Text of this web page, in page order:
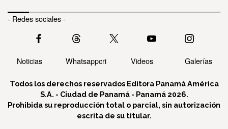
- Redes sociales -
Noticias Whatsappcri Videos Galerías
Todos los derechos reservados Editora Panamá América
S.A. - Ciudad de Panamá - Panamá 2026.
Prohibida su reproducción total o parcial, sin autorización
escrita de su titular.